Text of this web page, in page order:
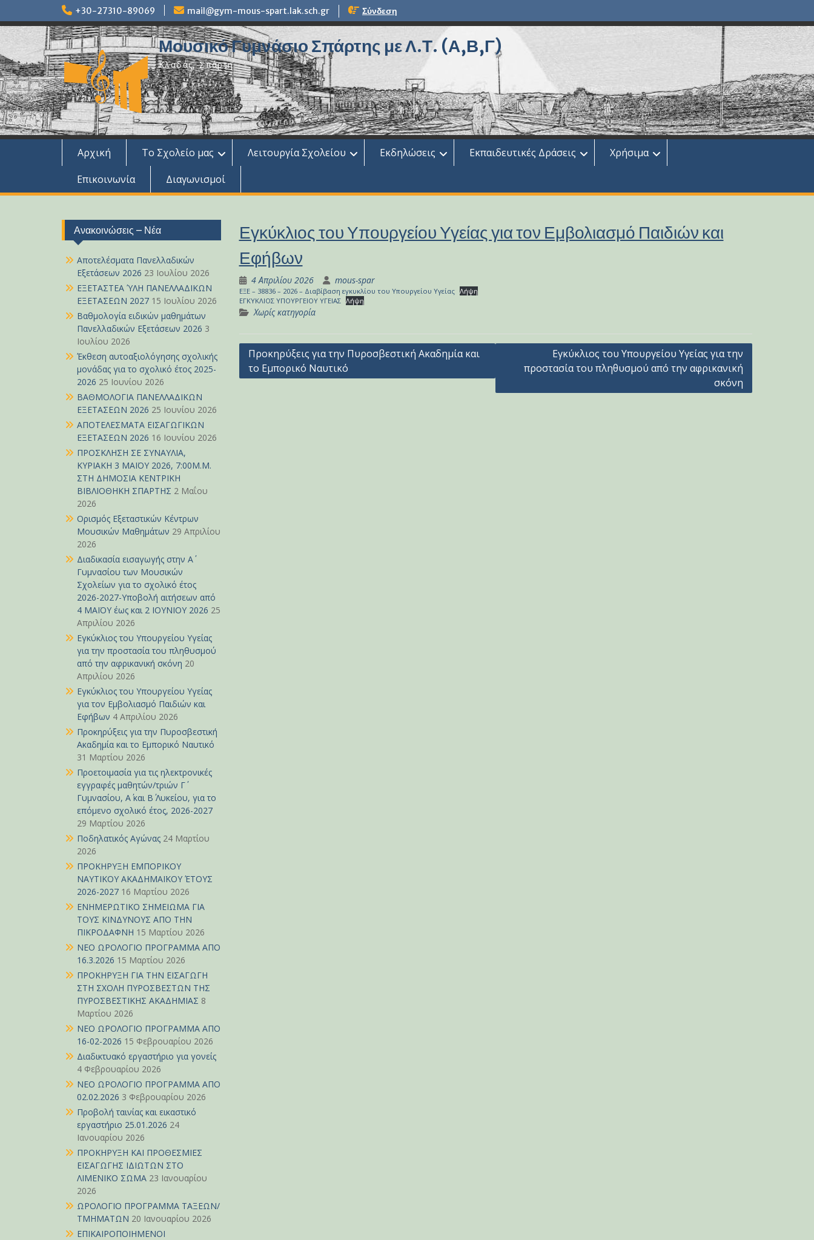
to
content
+30-27310-89069 mail@gym-mous-spart.lak.sch.gr Σύνδεση
Μουσικό Γυμνάσιο Σπάρτης με Λ.Τ. (Α,Β,Γ)
Κλαδάς, Σπάρτη
Αρχική Το Σχολείο μας Λειτουργία Σχολείου Εκδηλώσεις Εκπαιδευτικές Δράσεις
Χρήσιμα
Επικοινωνία
Διαγωνισμοί
Εγκύκλιος του Υπουργείου Υγείας για τον Εμβολιασμό Παιδιών και
Εφήβων
4 Απριλίου 2026 mous-spar
ΕΞΕ – 38836 – 2026 – Διαβίβαση εγκυκλίου του Υπουργείου Υγείας Λήψη
ΕΓΚΥΚΛΙΟΣ ΥΠΟΥΡΓΕΙΟΥ ΥΓΕΙΑΣ Λήψη
Χωρίς κατηγορία
Πλοήγηση
άρθρων
Προκηρύξεις για την Πυροσβεστική Ακαδημία και
το Εμπορικό Ναυτικό
Εγκύκλιος του Υπουργείου Υγείας για την
προστασία του πληθυσμού από την αφρικανική
σκόνη
Ανακοινώσεις – Νέα
Αποτελέσματα Πανελλαδικών
Εξετάσεων 2026 23 Ιουλίου 2026
ΕΞΕΤΑΣΤΕΑ ΎΛΗ ΠΑΝΕΛΛΑΔΙΚΩΝ
ΕΞΕΤΑΣΕΩΝ 2027 15 Ιουλίου 2026
Βαθμολογία ειδικών μαθημάτων
Πανελλαδικών Εξετάσεων 2026 3
Ιουλίου 2026
Έκθεση αυτοαξιολόγησης σχολικής
μονάδας για το σχολικό έτος 2025-
2026 25 Ιουνίου 2026
ΒΑΘΜΟΛΟΓΙΑ ΠΑΝΕΛΛΑΔΙΚΩΝ
ΕΞΕΤΑΣΕΩΝ 2026 25 Ιουνίου 2026
ΑΠΟΤΕΛΕΣΜΑΤΑ ΕΙΣΑΓΩΓΙΚΩΝ
ΕΞΕΤΑΣΕΩΝ 2026 16 Ιουνίου 2026
ΠΡΟΣΚΛΗΣΗ ΣΕ ΣΥΝΑΥΛΙΑ,
ΚΥΡΙΑΚΗ 3 ΜΑΪΟΥ 2026, 7:00Μ.Μ.
ΣΤΗ ΔΗΜΟΣΙΑ ΚΕΝΤΡΙΚΗ
ΒΙΒΛΙΟΘΗΚΗ ΣΠΑΡΤΗΣ 2 Μαΐου
2026
Ορισμός Εξεταστικών Κέντρων
Μουσικών Μαθημάτων 29 Απριλίου
2026
Διαδικασία εισαγωγής στην Α΄
Γυμνασίου των Μουσικών
Σχολείων για το σχολικό έτος
2026-2027-Υποβολή αιτήσεων από
4 ΜΑΪΟΥ έως και 2 ΙΟΥΝΙΟΥ 2026 25
Απριλίου 2026
Εγκύκλιος του Υπουργείου Υγείας
για την προστασία του πληθυσμού
από την αφρικανική σκόνη 20
Απριλίου 2026
Εγκύκλιος του Υπουργείου Υγείας
για τον Εμβολιασμό Παιδιών και
Εφήβων 4 Απριλίου 2026
Προκηρύξεις για την Πυροσβεστική
Ακαδημία και το Εμπορικό Ναυτικό
31 Μαρτίου 2026
Προετοιμασία για τις ηλεκτρονικές
εγγραφές μαθητών/τριών Γ΄
Γυμνασίου, Α΄ και Β΄ Λυκείου, για το
επόμενο σχολικό έτος, 2026-2027
29 Μαρτίου 2026
Ποδηλατικός Αγώνας 24 Μαρτίου
2026
ΠΡΟΚΗΡΥΞΗ ΕΜΠΟΡΙΚΟΥ
ΝΑΥΤΙΚΟΥ ΑΚΑΔΗΜΑΪΚΟΥ ΈΤΟΥΣ
2026-2027 16 Μαρτίου 2026
ΕΝΗΜΕΡΩΤΙΚΟ ΣΗΜΕΙΩΜΑ ΓΙΑ
ΤΟΥΣ ΚΙΝΔΥΝΟΥΣ ΑΠΟ ΤΗΝ
ΠΙΚΡΟΔΑΦΝΗ 15 Μαρτίου 2026
ΝΕΟ ΩΡΟΛΟΓΙΟ ΠΡΟΓΡΑΜΜΑ ΑΠΟ
16.3.2026 15 Μαρτίου 2026
ΠΡΟΚΗΡΥΞΗ ΓΙΑ ΤΗΝ ΕΙΣΑΓΩΓΗ
ΣΤΗ ΣΧΟΛΗ ΠΥΡΟΣΒΕΣΤΩΝ ΤΗΣ
ΠΥΡΟΣΒΕΣΤΙΚΗΣ ΑΚΑΔΗΜΙΑΣ 8
Μαρτίου 2026
ΝΕΟ ΩΡΟΛΟΓΙΟ ΠΡΟΓΡΑΜΜΑ ΑΠΟ
16-02-2026 15 Φεβρουαρίου 2026
Διαδικτυακό εργαστήριο για γονείς
4 Φεβρουαρίου 2026
ΝΕΟ ΩΡΟΛΟΓΙΟ ΠΡΟΓΡΑΜΜΑ ΑΠΟ
02.02.2026 3 Φεβρουαρίου 2026
Προβολή ταινίας και εικαστικό
εργαστήριο 25.01.2026 24
Ιανουαρίου 2026
ΠΡΟΚΗΡΥΞΗ ΚΑΙ ΠΡΟΘΕΣΜΙΕΣ
ΕΙΣΑΓΩΓΗΣ ΙΔΙΩΤΩΝ ΣΤΟ
ΛΙΜΕΝΙΚΟ ΣΩΜΑ 23 Ιανουαρίου
2026
ΩΡΟΛΟΓΙΟ ΠΡΟΓΡΑΜΜΑ ΤΑΞΕΩΝ/
ΤΜΗΜΑΤΩΝ 20 Ιανουαρίου 2026
ΕΠΙΚΑΙΡΟΠΟΙΗΜΕΝΟΙ